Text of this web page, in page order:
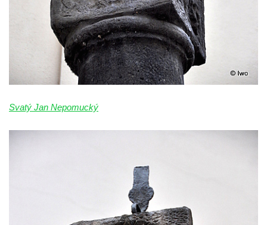
Chcebuzi
Sloup Panny Marie na Mírovém náměstí v
Lounech
Sloup se sochou Piety u hřbitova ve
Strupčicích
Hošnicích
Sloup Panny Marie v Třebenicích
svatého Stanislava v Měrunicích
Sloup Panny Marie v klášteře v Oseku
Sloup s reliéfem Panny Marie v Oseku
Sloup se sochou Piety ve Chlumci
Svatý Jan Nepomucký